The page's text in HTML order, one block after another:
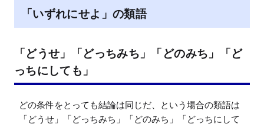
「いずれにせよ」の類語
「どうせ」「どっちみち」「どのみち」「ど
っちにしても」
どの条件をとっても結論は同じだ、という場合の類語は
「どうせ」「どっちみち」「どのみち」「どっちにして